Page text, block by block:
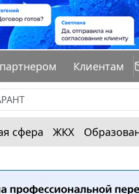
Клиентам
сфера ЖКХ